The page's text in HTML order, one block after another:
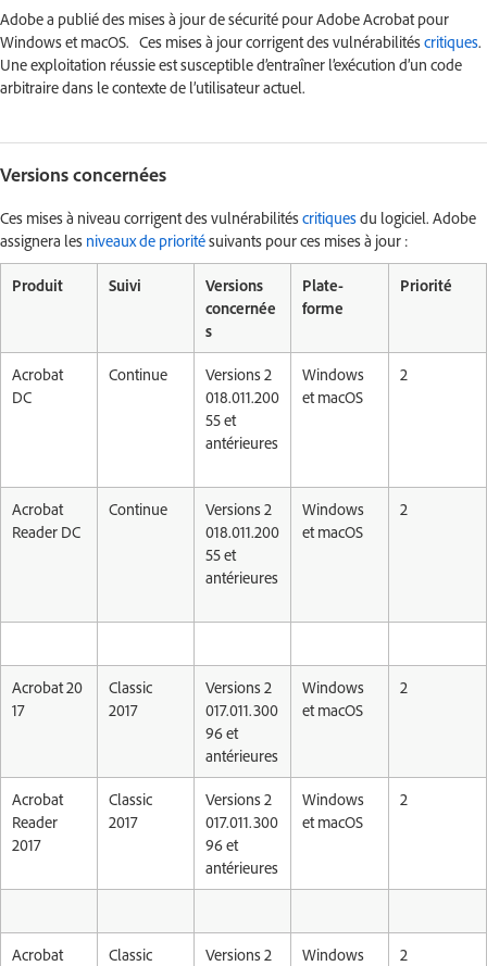
Adobe a publié des mises à jour de sécurité pour Adobe Acrobat pour
Windows et macOS. Ces mises à jour corrigent des vulnérabilitéscritiques.
Une exploitation réussie est susceptible d’entraîner l’exécution d’un code
arbitraire dans le contexte de l’utilisateur actuel.
Versions concernées
Ces mises à niveau corrigent des vulnérabilitéscritiquesdu logiciel. Adobe
assignera les niveaux de prioritésuivants pour ces mises à jour :
Produit Suivi
Versions
concernée
s
Plate-
forme
Priorité
Acrobat
DC
Continue
Versions 2
018.011.200
55 et
antérieures
Windows
et macOS
2
Acrobat
Reader DC
Continue
Versions 2
018.011.200
55 et
antérieures
Windows
et macOS
2
Acrobat 20
17
Classic
2017
Versions 2
017.011.300
96 et
antérieures
Windows
et macOS
2
Acrobat
Reader
2017
Classic
2017
Versions 2
017.011.300
96 et
antérieures
Windows
et macOS
2
Acrobat
Classic
Versions 2
Windows
2